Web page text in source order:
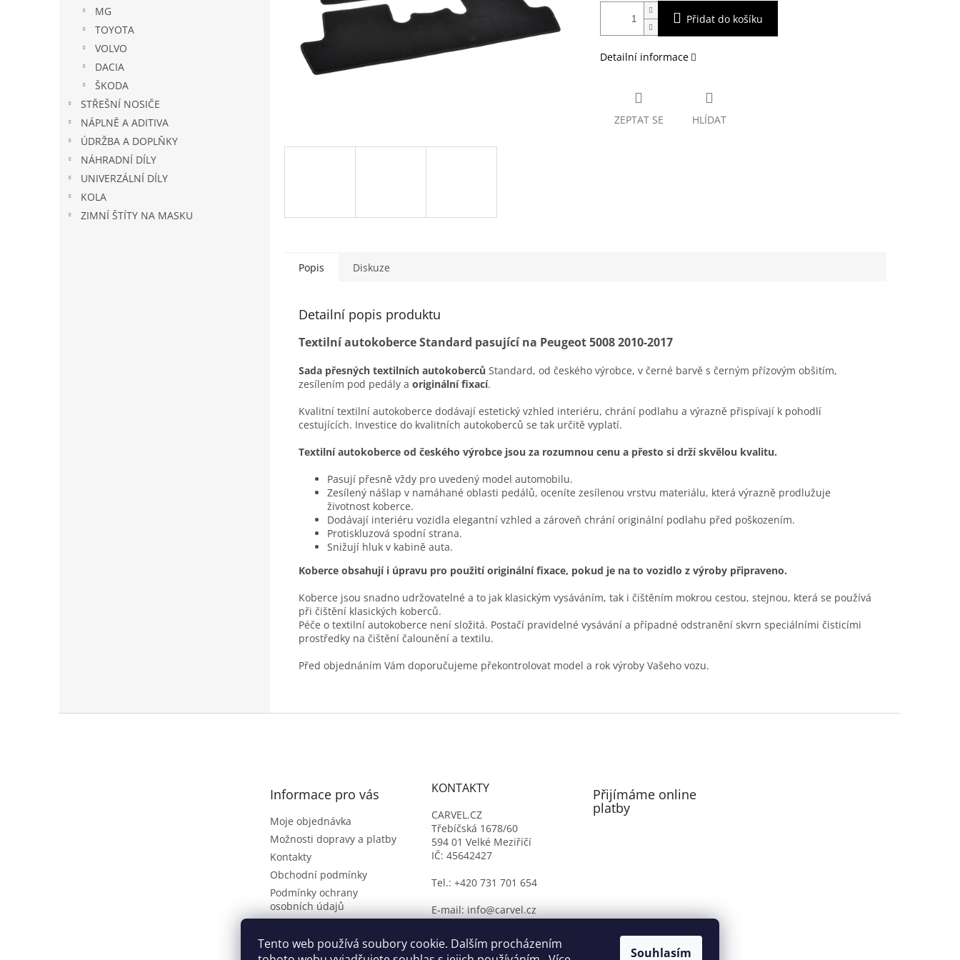
Tento web používá soubory cookie. Dalším procházením
Souhlasím
MG
TOYOTA
VOLVO
DACIA
ŠKODA
STŘEŠNÍ NOSIČE
NÁPLNĚ A ADITIVA
ÚDRŽBA A DOPLŇKY
NÁHRADNÍ DÍLY
UNIVERZÁLNÍ DÍLY
KOLA
ZIMNÍ ŠTÍTY NA MASKU
Přidat do košíku
Detailní informace
ZEPTAT SE HLÍDAT
Popis Diskuze
Detailní popis produktu
Textilní autokoberce Standard pasující na Peugeot 5008 2010-2017
Sada přesných textilních autokoberců Standard, od českého výrobce, v černé barvě s černým přízovým obšitím,
zesílením pod pedály a originální fixací.
Kvalitní textilní autokoberce dodávají estetický vzhled interiéru, chrání podlahu a výrazně přispívají k pohodlí
cestujících. Investice do kvalitních autokoberců se tak určitě vyplatí.
Textilní autokoberce od českého výrobce jsou za rozumnou cenu a přesto si drží skvělou kvalitu.
Pasují přesně vždy pro uvedený model automobilu.
Zesílený nášlap v namáhané oblasti pedálů, oceníte zesílenou vrstvu materiálu, která výrazně prodlužuje
životnost koberce.
Dodávají interiéru vozidla elegantní vzhled a zároveň chrání originální podlahu před poškozením.
Protiskluzová spodní strana.
Snižují hluk v kabině auta.
Koberce obsahují i úpravu pro použití originální fixace, pokud je na to vozidlo z výroby připraveno.
Koberce jsou snadno udržovatelné a to jak klasickým vysáváním, tak i čištěním mokrou cestou, stejnou, která se používá
při čištění klasických koberců.
Péče o textilní autokoberce není složitá. Postačí pravidelné vysávání a případné odstranění skvrn speciálními čisticími
prostředky na čištění čalounění a textilu.
Před objednáním Vám doporučujeme překontrolovat model a rok výroby Vašeho vozu.
Informace pro vás
Moje objednávka
Možnosti dopravy a platby
Kontakty
Obchodní podmínky
Podmínky ochrany
osobních údajů
Vrácení zboží
KONTAKTY
CARVEL.CZ
Třebíčská 1678/60
594 01 Velké Meziříčí
IČ: 45642427
Tel.: +420 731 701 654
E-mail: info@carvel.cz
Přijímáme online
platby